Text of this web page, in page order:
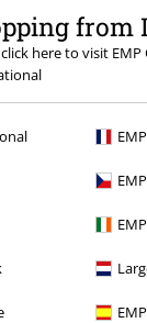
click here to visit